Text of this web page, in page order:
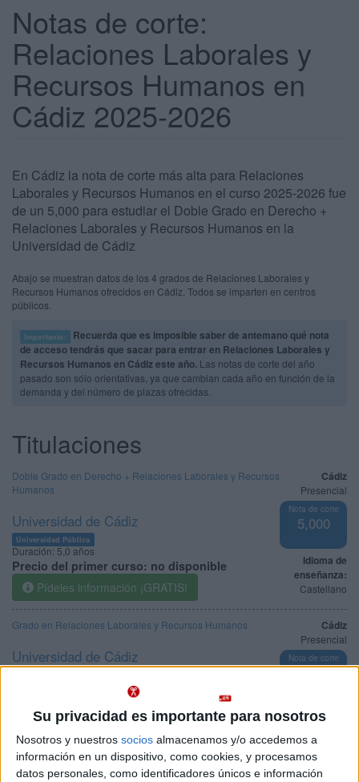
Su privacidad es importante para nosotros
Nosotros y nuestros socios almacenamos y/o accedemos a
información en un dispositivo, como cookies, y procesamos
datos personales, como identificadores únicos e información
Notas de corte:
Relaciones Laborales y
Recursos Humanos en
Cádiz 2025-2026
En Cádiz la nota de corte más alta para Relaciones
Laborales y Recursos Humanos en el curso 2025-2026 fue
de un 5,000 para estudiar el Doble Grado en Derecho +
Relaciones Laborales y Recursos Humanos en la
Universidad de Cádiz
Abajo se muestran datos de los 4 grados de Relaciones Laborales y
Recursos Humanos ofrecidos en Cádiz. Todos se imparten en centros
públicos.
Importante:
Recuerda que es imposible saber de antemano qué nota
de acceso tendrás que sacar para entrar en Relaciones Laborales y
Recursos Humanos en Cádiz este año. Las notas de corte del año
pasado son sólo orientativas, ya que cambian cada año en función de la
demanda y del número de plazas ofrecidas.
Titulaciones
Cádiz
Presencial
Nota de corte
5,000
Idioma de
enseñanza:
Castellano
Doble Grado en Derecho + Relaciones Laborales y Recursos
Humanos
Universidad de Cádiz
Universidad Pública
Duración:5,0 años
Precio del primer curso: no disponible
Pídeles información ¡GRATIS!
Cádiz
Presencial
Nota de corte
5,000
enseñanza:
Castellano
Grado en Relaciones Laborales y Recursos Humanos
Universidad de Cádiz
Precio del primer curso:
Pídeles información ¡GRATIS!
Cádiz
Grado en Relaciones Laborales y Recursos Humanos